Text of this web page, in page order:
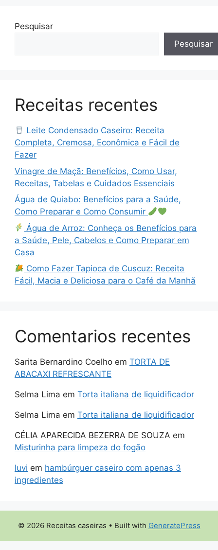
Pesquisar
Pesquisar
Receitas recentes
Leite Condensado Caseiro: Receita
Completa, Cremosa, Econômica e Fácil de
Fazer
Vinagre de Maçã: Benefícios, Como Usar,
Receitas, Tabelas e Cuidados Essenciais
Água de Quiabo: Benefícios para a Saúde,
Como Preparar e Como Consumir
Água de Arroz: Conheça os Benefícios para
a Saúde, Pele, Cabelos e Como Preparar em
Casa
Como Fazer Tapioca de Cuscuz: Receita
Fácil, Macia e Deliciosa para o Café da Manhã
Comentarios recentes
Sarita Bernardino Coelho em TORTA DE
ABACAXI REFRESCANTE
Selma Lima em Torta italiana de liquidificador
Selma Lima em Torta italiana de liquidificador
CÉLIA APARECIDA BEZERRA DE SOUZA em
Misturinha para limpeza do fogão
luvi em hambúrguer caseiro com apenas 3
ingredientes
© 2026 Receitas caseiras • Built with GeneratePress